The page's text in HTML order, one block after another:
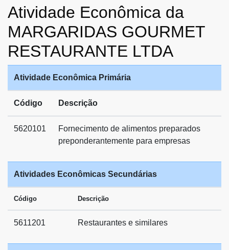
Atividade Econômica da
MARGARIDAS GOURMET
RESTAURANTE LTDA
Atividade Econômica Primária
Código Descrição
5620101
Fornecimento de alimentos preparados
preponderantemente para empresas
Atividades Econômicas Secundárias
Código Descrição
5611201 Restaurantes e similares